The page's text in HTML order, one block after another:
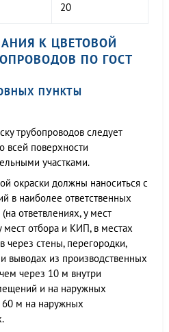
20
К ЦВЕТОВОЙ
ПО ГОСТ
ПУНКТЫ
трубопроводов следует
всей поверхности
участками.
окраски должны наноситься с
в наиболее ответственных
ответвлениях, у мест
мест отбора и КИП, в местах
через стены, перегородки,
выводах из производственных
через 10 м внутри
и на наружных
60 м на наружных